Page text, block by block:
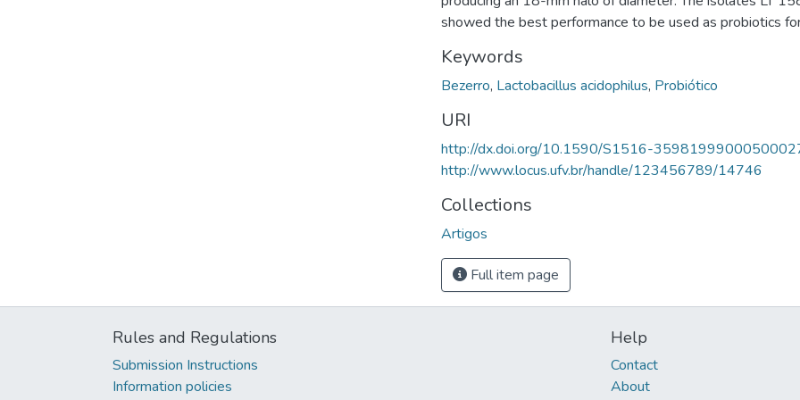
showed the best performance to be used as probiotics
Keywords
Bezerro, Lactobacillus acidophilus, Probiótico
URI
http://dx.doi.org/10.1590/S1516-
http://www.locus.ufv.br/handle/123456789/14746
Collections
Artigos
Full item page
Rules and Regulations
Submission Instructions
Information policies
Help
Contact
About